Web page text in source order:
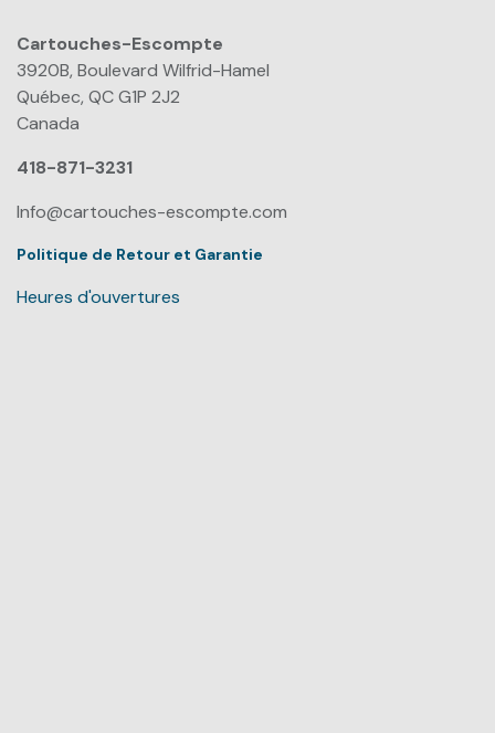
Cartouches-Escompte
3920B, Boulevard Wilfrid-Hamel
Québec, QC G1P 2J2
Canada
418-871-3231
Info@cartouches-escompte.com
Politique de Retour et Garantie
Heures d'ouvertures